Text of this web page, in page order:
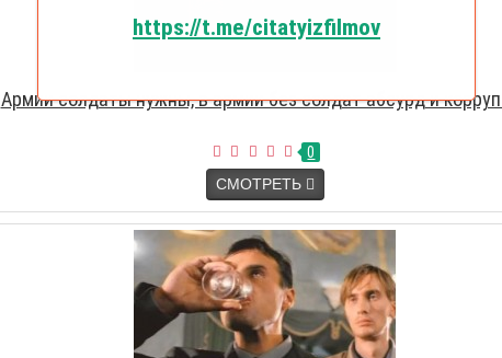
Армии солдаты нужны, в армии без солдат абсурд и
0
СМОТРЕТЬ
https://t.me/citatyizfilmov